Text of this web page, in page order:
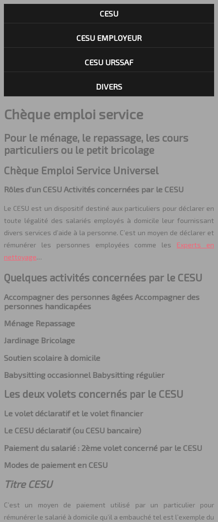
CESU
CESU EMPLOYEUR
CESU URSSAF
DIVERS
Chèque emploi service
Pour le ménage, le repassage, les cours
particuliers ou le petit bricolage
Chèque Emploi Service Universel
Rôles d’un CESU Activités concernées par le CESU
Le CESU est un dispositif destiné aux particuliers pour déclarer en
toute légalité des salariés employés à domicile leur fournissant
divers services d’aide à la personne. C’est un moyen de déclarer et
rémunérer les personnes employées comme les Experts en
nettoyage…
Quelques activités concernées par le CESU
Accompagner des personnes âgées Accompagner des
personnes handicapées
Ménage Repassage
Jardinage Bricolage
Soutien scolaire à domicile
Babysitting occasionnel Babysitting régulier
Les deux volets concernés par le CESU
Le volet déclaratif et le volet financier
Le CESU déclaratif (ou CESU bancaire)
Paiement du salarié : 2ème volet concerné par le CESU
Modes de paiement en CESU
Titre CESU
C’est un moyen de paiement utilisé par un particulier pour
rémunérer le salarié à domicile qu’il a embauché tel est l’exemple du